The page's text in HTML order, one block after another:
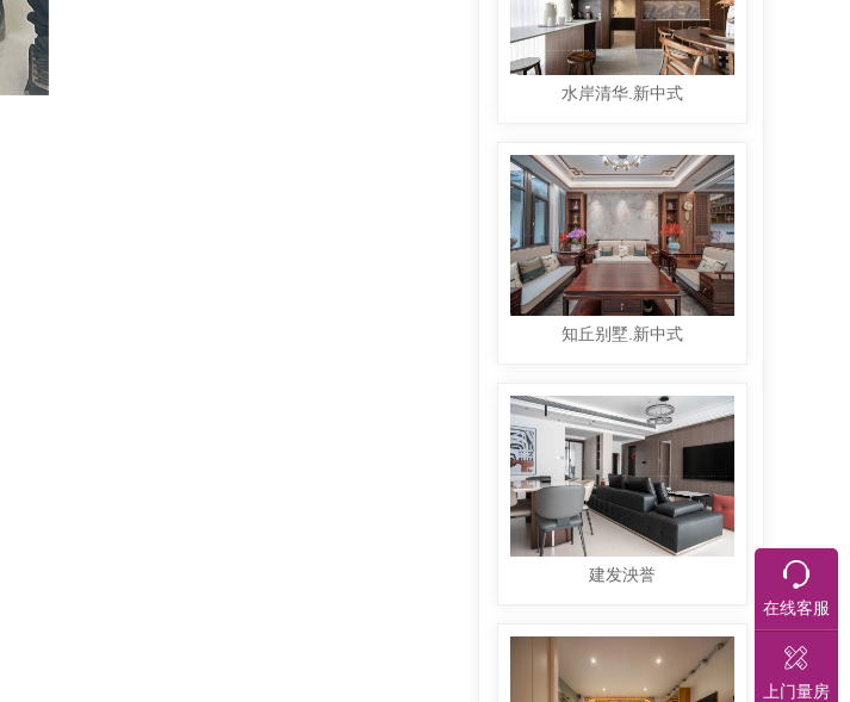
水岸清华.新中式
知丘别墅.新中式
建发泱誉
在线客服
上门量房